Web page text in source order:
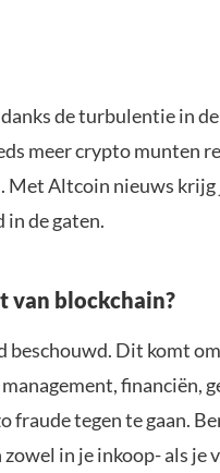
de turbulentie in
meer crypto munten
Altcoin nieuws krijg
de gaten.
van blockchain?
Dit komt
financiën,
fraude tegen te gaan.
in je inkoop- als